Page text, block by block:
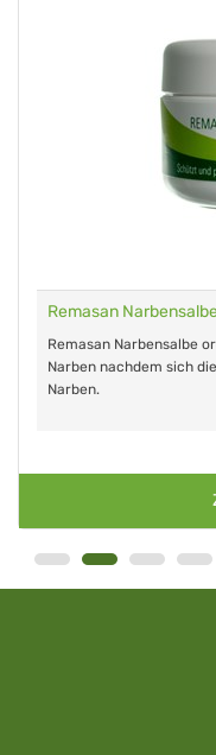
Remasan
Remasan Narbensalbe
Narben nachdem sich
Narben.